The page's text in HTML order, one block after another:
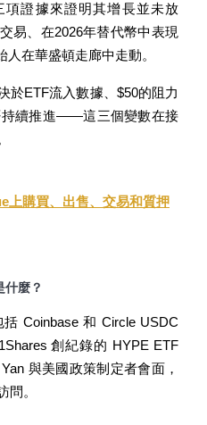
項證據來證明其增長並未放
易、在2026年替代幣中表現
在華盛頓走廊中走動。
於ETF流入數據、$50的阻力
持續推進——這三個變數在接
上購買、出售、交易和質押
麼？
Coinbase 和 Circle USDC
創紀錄的 HYPE ETF
與美國政策制定者會面，
問。